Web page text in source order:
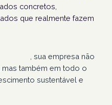
concretos,
que realmente fazem
, sua empresa não
mas também em todo o
sustentável e